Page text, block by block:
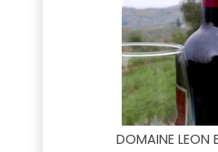
DOMAINE LEON